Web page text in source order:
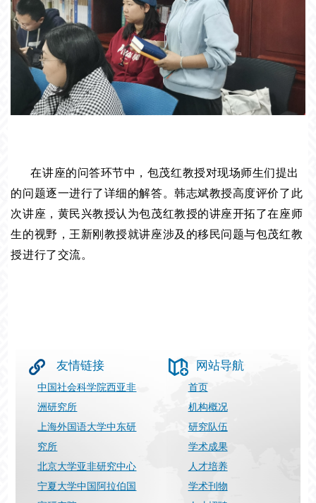
在讲座的问答环节中，包茂红教授对现场师生们提出
的问题逐一进行了详细的解答。韩志斌教授高度评价了此
次讲座，黄民兴教授认为包茂红教授的讲座开拓了在座师
生的视野，王新刚教授就讲座涉及的移民问题与包茂红教
授进行了交流。
友情链接
中国社会科学院西亚非
洲研究所
上海外国语大学中东研
究所
北京大学亚非研究中心
宁夏大学中国阿拉伯国
网站导航
首页
机构概况
研究队伍
学术成果
人才培养
学术刊物